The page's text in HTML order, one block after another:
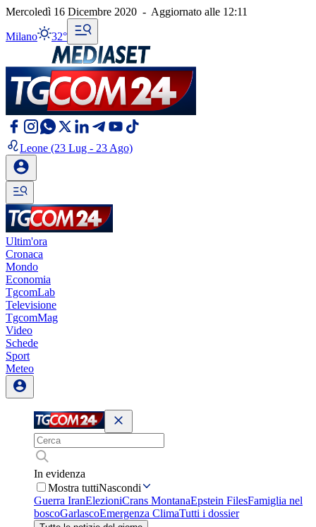
Mercoledì 16 Dicembre 2020 - Aggiornato alle 12:11
Milano 32°
Leone (23 Lug - 23 Ago)
Ultim'ora
Cronaca
Mondo
Economia
TgcomLab
Televisione
TgcomMag
Video
Schede
Sport
Meteo
In evidenza
Mostra tuttiNascondi
Guerra IranElezioniCrans MontanaEpstein FilesFamiglia nel
boscoGarlascoEmergenza ClimaTutti i dossier